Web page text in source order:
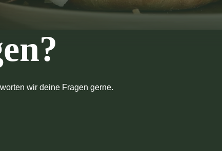
wir deine Fragen gerne.